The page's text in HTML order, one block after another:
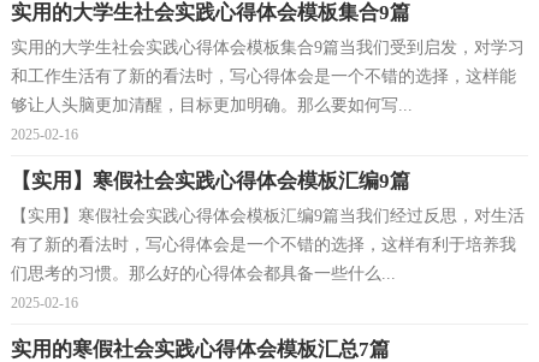
实用的大学生社会实践心得体会模板集合9篇
实用的大学生社会实践心得体会模板集合9篇当我们受到启发，对学习
和工作生活有了新的看法时，写心得体会是一个不错的选择，这样能
够让人头脑更加清醒，目标更加明确。那么要如何写...
2025-02-16
【实用】寒假社会实践心得体会模板汇编9篇
【实用】寒假社会实践心得体会模板汇编9篇当我们经过反思，对生活
有了新的看法时，写心得体会是一个不错的选择，这样有利于培养我
们思考的习惯。那么好的心得体会都具备一些什么...
2025-02-16
实用的寒假社会实践心得体会模板汇总7篇